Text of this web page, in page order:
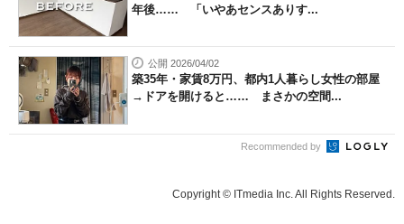
年後…… 「いやあセンスありす...
公開 2026/04/02
築35年・家賃8万円、都内1人暮らし女性の部屋
→ドアを開けると…… まさかの空間...
Recommended by
Copyright © ITmedia Inc. All Rights Reserved.